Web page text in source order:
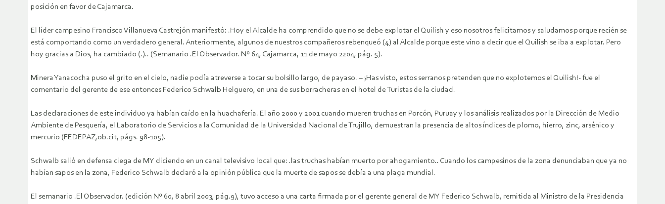
posición en favor de Cajamarca.
El líder campesino Francisco Villanueva Castrejón manifestó: .Hoy el Alcalde ha comprendido que no se debe explotar el Quilish y eso nosotros felicitamos y saludamos porque recién se
está comportando como un verdadero general. Anteriormente, algunos de nuestros compañeros rebenqueó (4) al Alcalde porque este vino a decir que el Quilish se iba a explotar. Pero
hoy gracias a Dios, ha cambiado (.).. (Semanario .El Observador. Nº 64, Cajamarca, 11 de mayo 2204, pág. 5).
Minera Yanacocha puso el grito en el cielo, nadie podía atreverse a tocar su bolsillo largo, de payaso. – ¡Has visto, estos serranos pretenden que no explotemos el Quilish!- fue el
comentario del gerente de ese entonces Federico Schwalb Helguero, en una de sus borracheras en el hotel de Turistas de la ciudad.
Las declaraciones de este individuo ya habían caído en la huachafería. El año 2000 y 2001 cuando mueren truchas en Porcón, Puruay y los análisis realizados por la Dirección de Medio
Ambiente de Pesquería, el Laboratorio de Servicios a la Comunidad de la Universidad Nacional de Trujillo, demuestran la presencia de altos índices de plomo, hierro, zinc, arsénico y
mercurio (FEDEPAZ,ob.cit, págs. 98-105).
Schwalb salió en defensa ciega de MY diciendo en un canal televisivo local que: .las truchas habían muerto por ahogamiento.. Cuando los campesinos de la zona denunciaban que ya no
habían sapos en la zona, Federico Schwalb declaró a la opinión pública que la muerte de sapos se debía a una plaga mundial.
El semanario .El Observador. (edición Nº 60, 8 abril 2003, pág.9), tuvo acceso a una carta firmada por el gerente general de MY Federico Schwalb, remitida al Ministro de la Presidencia